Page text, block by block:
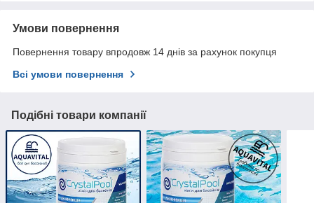
Умови повернення
Повернення товару впродовж 14 днів за рахунок покупця
Всі умови повернення
Подібні товари компанії